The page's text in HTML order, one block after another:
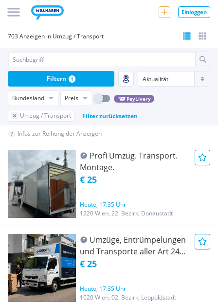
Einloggen
703 Anzeigen in Umzug / Transport
Bundesland Preis PayLivery
Umzug / Transport Filter zurücksetzen
Filtern 1
Infos zur Reihung der Anzeigen
Profi Umzug. Transport.
Montage.
€ 25
Heute, 17:35 Uhr
1220 Wien, 22. Bezirk, Donaustadt
Umzüge, Entrümpelungen
und Transporte aller Art 24/7
Erreichbar ! Ab 25 €/Std
€ 25
Heute, 17:35 Uhr
1020 Wien, 02. Bezirk, Leopoldstadt